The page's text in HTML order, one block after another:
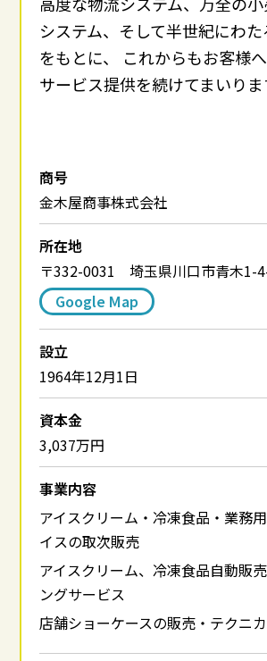
システム、そして半世紀にわ
をもとに、
これからもお客様
サービス提供を続けてまいりま
商号
金木屋商事株式会社
所在地
〒332-0031 埼玉県川口市青木1-
Google Map
設立
1964年12月1日
資本金
3,037万円
事業内容
アイスクリーム・冷凍食品・業務
イスの取次販売
アイスクリーム、冷凍食品自動販
ングサービス
店舗ショーケースの販売・テクニ